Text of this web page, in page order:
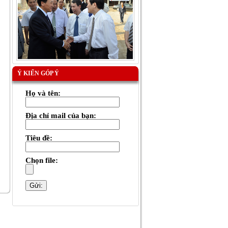
Ý KIẾN GÓP Ý
Họ và tên:
Địa chỉ mail của bạn:
Tiêu đề:
Chọn file: